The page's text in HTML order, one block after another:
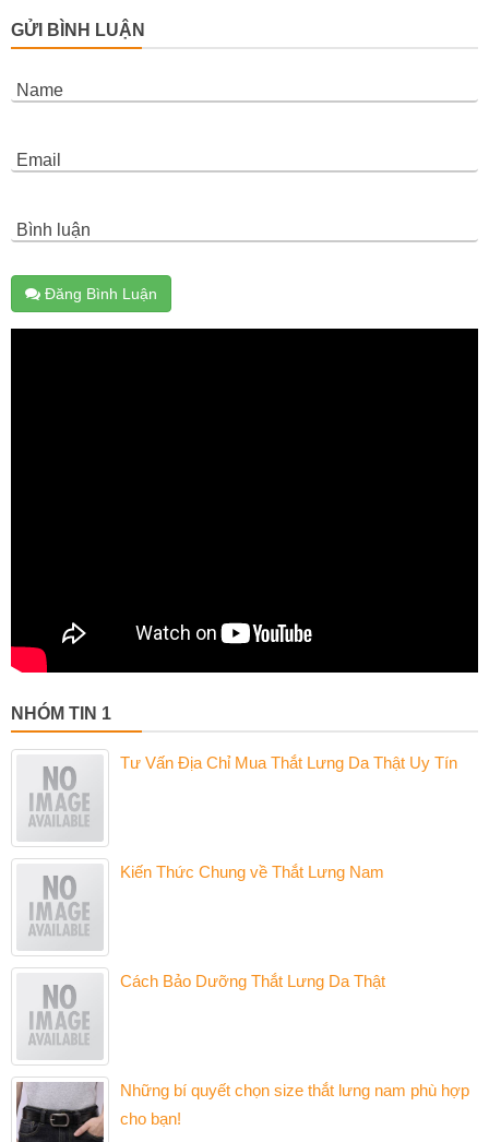
GỬI BÌNH LUẬN
Name
Email
Bình luận
Đăng Bình Luận
NHÓM TIN 1
Tư Vấn Địa Chỉ Mua Thắt Lưng Da Thật Uy Tín
Kiến Thức Chung về Thắt Lưng Nam
Cách Bảo Dưỡng Thắt Lưng Da Thật
Những bí quyết chọn size thắt lưng nam phù hợp
cho bạn!